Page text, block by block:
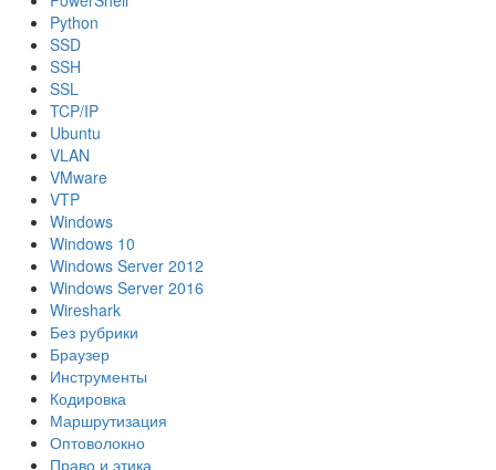
Python
SSD
SSH
SSL
TCP/IP
Ubuntu
VLAN
VMware
VTP
Windows
Windows 10
Windows Server 2012
Windows Server 2016
Wireshark
Без рубрики
Браузер
Инструменты
Кодировка
Маршрутизация
Оптоволокно
Право и этика